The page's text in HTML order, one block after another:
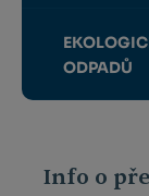
ODPADŮ
Info o